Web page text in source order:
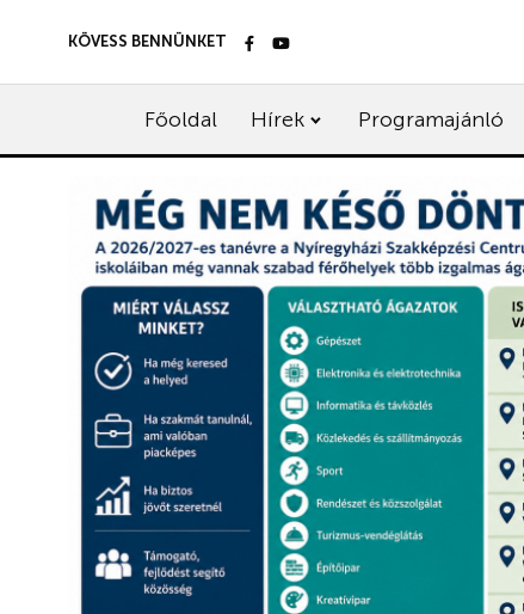
KÖVESS BENNÜNKET
Főoldal Hírek Programajánló